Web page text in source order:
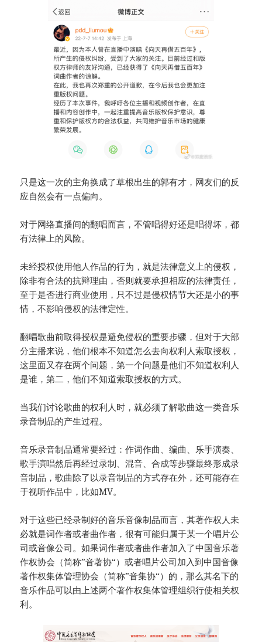
只是这一次的主角换成了草根出生的郭有才，网友们的反
应自然会有一点偏向。
对于网络直播间的翻唱而言，不管唱得好还是唱得坏，都
有法律上的风险。
未经授权使用他人作品的行为，就是法律意义上的侵权，
除非有合法的抗辩理由，否则就要承担相应的法律责任，
至于是否进行商业使用，只不过是侵权情节大还是小的事
情，不影响侵权的法律定性。
翻唱歌曲前取得授权是避免侵权的重要步骤，但对于大部
分主播来说，他们根本不知道怎么去向权利人索取授权，
这里面又存在两个问题，第一个问题是他们不知道权利人
是谁，第二，他们不知道索取授权的方式。
当我们讨论歌曲的权利人时，就必须了解歌曲这一类音乐
录音制品的产生过程。
音乐录音制品通常要经过：作词作曲、编曲、乐手演奏、
歌手演唱然后再经过录制、混音、合成等步骤最终形成录
音制品，歌曲除了以录音制品的方式存在外，还可能存在
于视听作品中，比如MV。
对于这些已经录制好的音乐音像制品而言，其著作权人未
必就是词作者或者曲作者，很有可能归属于某一个唱片公
司或音像公司。如果词作者或者曲作者加入了中国音乐著
作权协会（简称”音著协“）或者唱片公司加入到中国音像
著作权集体管理协会（简称”音集协“）的，那么其名下的
音乐作品可以由上述两个著作权集体管理组织行使相关权
利。